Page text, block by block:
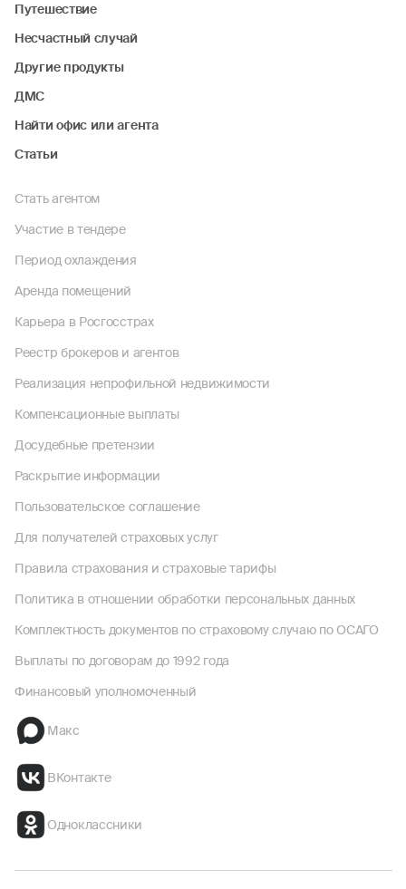
Путешествие
Несчастный случай
Другие продукты
ДМС
Найти офис или агента
Статьи
Стать агентом
Участие в тендере
Период охлаждения
Аренда помещений
Карьера в Росгосстрах
Реестр брокеров и агентов
Реализация непрофильной недвижимости
Компенсационные выплаты
Досудебные претензии
Раскрытие информации
Пользовательское соглашение
Для получателей страховых услуг
Правила страхования и страховые тарифы
Политика в отношении обработки персональных данных
Комплектность документов по страховому случаю по ОСАГО
Выплаты по договорам до 1992 года
Финансовый уполномоченный
Макс
ВКонтакте
Одноклассники